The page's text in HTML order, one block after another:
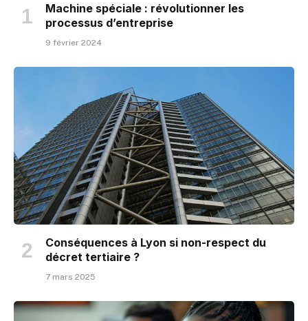
Machine spéciale : révolutionner les
processus d’entreprise
9 février 2024
Conséquences à Lyon si non-respect du
décret tertiaire ?
7 mars 2025